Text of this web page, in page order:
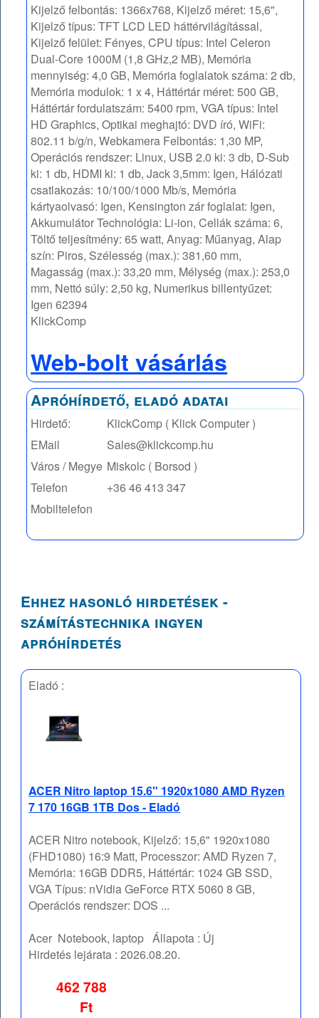
Kijelző felbontás: 1366x768, Kijelző méret: 15,6",
Kijelző típus: TFT LCD LED háttérvilágítással,
Kijelző felület: Fényes, CPU típus: Intel Celeron
Dual-Core 1000M (1,8 GHz,2 MB), Memória
mennyiség: 4,0 GB, Memória foglalatok száma: 2 db,
Memória modulok: 1 x 4, Háttértár méret: 500 GB,
Háttértár fordulatszám: 5400 rpm, VGA típus: Intel
HD Graphics, Optikai meghajtó: DVD író, WiFi:
802.11 b/g/n, Webkamera Felbontás: 1,30 MP,
Operációs rendszer: Linux, USB 2.0 ki: 3 db, D-Sub
ki: 1 db, HDMI ki: 1 db, Jack 3,5mm: Igen, Hálózati
csatlakozás: 10/100/1000 Mb/s, Memória
kártyaolvasó: Igen, Kensington zár foglalat: Igen,
Akkumulátor Technológia: Li-ion, Cellák száma: 6,
Töltő teljesítmény: 65 watt, Anyag: Műanyag, Alap
szín: Piros, Szélesség (max.): 381,60 mm,
Magasság (max.): 33,20 mm, Mélység (max.): 253,0
mm, Nettó súly: 2,50 kg, Numerikus billentyűzet:
Igen 62394
KlickComp
Web-bolt vásárlás
Apróhírdető, eladó adatai
Hirdető:
KlickComp ( Klick Computer )
EMail
Sales@klickcomp.hu
Város / Megye Miskolc ( Borsod )
Telefon
+36 46 413 347
Mobiltelefon
Ehhez hasonló hirdetések -
számítástechnika ingyen
apróhírdetés
Eladó :
ACER Nitro laptop 15.6" 1920x1080 AMD Ryzen
7 170 16GB 1TB Dos - Eladó
ACER Nitro notebook, Kijelző: 15,6" 1920x1080
(FHD1080) 16:9 Matt, Processzor: AMD Ryzen 7,
Memória: 16GB DDR5, Háttértár: 1024 GB SSD,
VGA Típus: nVidia GeForce RTX 5060 8 GB,
Operációs rendszer: DOS ...
Acer Notebook, laptop Állapota : Új
Hirdetés lejárata :2026.08.20.
462 788
Ft